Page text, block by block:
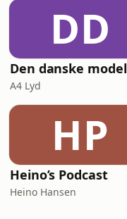
DD
Den danske model
A4 Lyd
HP
Heino’s Podcast
Heino Hansen